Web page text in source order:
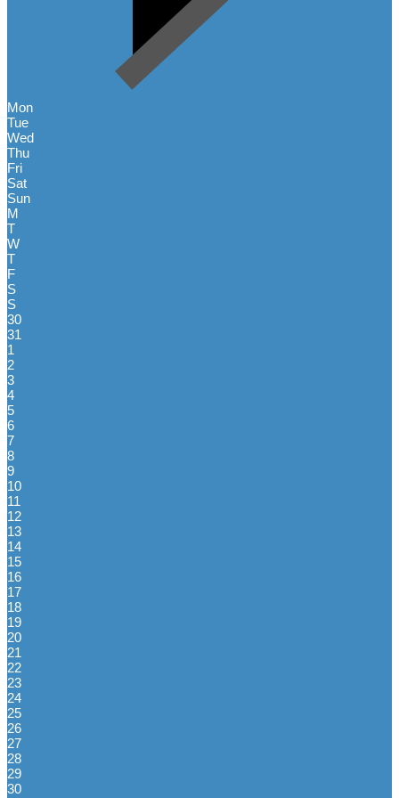
Mon
Tue
Wed
Thu
Fri
Sat
Sun
M
T
W
T
F
S
S
30
31
1
2
3
4
5
6
7
8
9
10
11
12
13
14
15
16
17
18
19
20
21
22
23
24
25
26
27
28
29
30